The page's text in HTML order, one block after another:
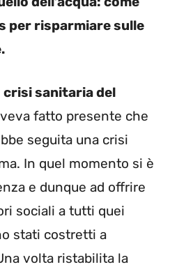
per risparmiare sulle
crisi sanitaria del
fatto presente che
seguita una crisi
In quel momento si è
e dunque ad offrire
sociali a tutti quei
stati costretti a
volta ristabilita la